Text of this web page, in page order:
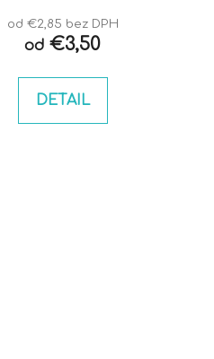
od €2,85 bez DPH
od €3,50
DETAIL